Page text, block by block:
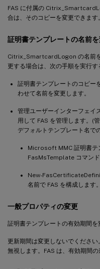
FAS に付属の
合は、そのコピーを変更できます
証明書テンプレートの名前
Citrix_SmartcardLogon の名前
更する場合は、次の手順を実行す
証明書テンプレートのコピー
わせて名前を変更します。
管理ユーザーインターフェイ
用して FAS を管理します。(
デフォルトテンプレート名で
Microsoft MMC 証明書テ
FasMsTemplate コマンド
New-
名前で FAS を構成します。
一般プロパティの変更
証明書テンプレートの有効期間を
更新期間は変更しないでくださ
無視します。FAS は、有効期間